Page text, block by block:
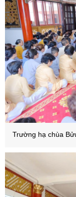
Trường hạ chùa